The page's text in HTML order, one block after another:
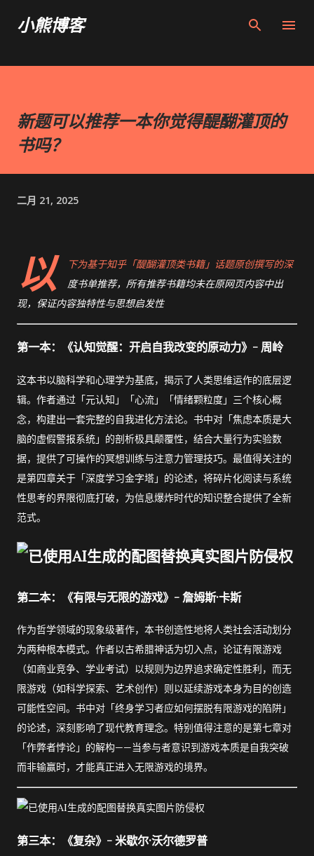
小熊博客
新题可以推荐一本你觉得醍醐灌顶的
书吗？
二月 21, 2025
以
下为基于知乎「醍醐灌顶类书籍」话题原创撰写的深
度书单推荐，所有推荐书籍均未在原网页内容中出
现，保证内容独特性与思想启发性
第一本：《认知觉醒：开启自我改变的原动力》- 周岭
这本书以脑科学和心理学为基底，揭示了人类思维运作的底层逻
辑。作者通过「元认知」「心流」「情绪颗粒度」三个核心概
念，构建出一套完整的自我进化方法论。书中对「焦虑本质是大
脑的虚假警报系统」的剖析极具颠覆性，结合大量行为实验数
据，提供了可操作的冥想训练与注意力管理技巧。最值得关注的
是第四章关于「深度学习金字塔」的论述，将碎片化阅读与系统
性思考的界限彻底打破，为信息爆炸时代的知识整合提供了全新
范式。
第二本：《有限与无限的游戏》- 詹姆斯·卡斯
作为哲学领域的现象级著作，本书创造性地将人类社会活动划分
为两种根本模式。作者以古希腊神话为切入点，论证有限游戏
（如商业竞争、学业考试）以规则为边界追求确定性胜利，而无
限游戏（如科学探索、艺术创作）则以延续游戏本身为目的创造
可能性空间。书中对「终身学习者应如何摆脱有限游戏的陷阱」
的论述，深刻影响了现代教育理念。特别值得注意的是第七章对
「作弊者悖论」的解构——当参与者意识到游戏本质是自我突破
而非输赢时，才能真正进入无限游戏的境界。
第三本：《复杂》- 米歇尔·沃尔德罗普